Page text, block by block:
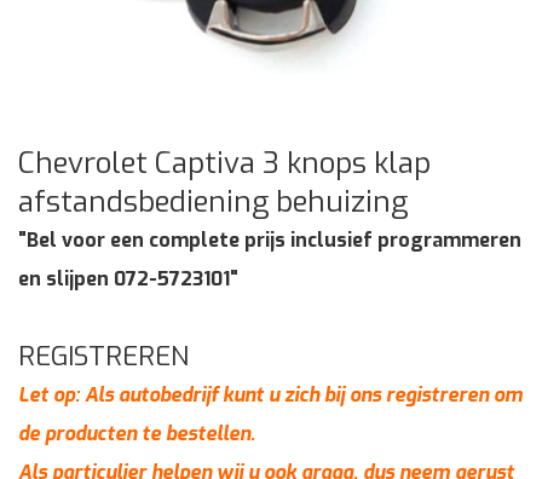
Chevrolet Captiva 3 knops klap
afstandsbediening behuizing
"Bel voor een complete prijs inclusief programmeren
en slijpen 072-5723101"
REGISTREREN
Let op: Als autobedrijf kunt u zich bij ons registreren om
de producten te bestellen.
Als particulier helpen wij u ook graag, dus neem gerust